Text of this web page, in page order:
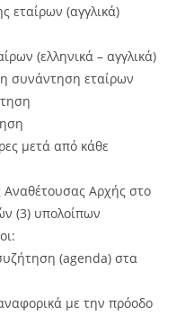
εταίρων (αγγλικά)
(ελληνικά – αγγλικά)
συνάντηση εταίρων
μετά από κάθε
Αναθέτουσας Αρχής στο
(3) υπολοίπων
(agenda) στα
με την πρόοδο